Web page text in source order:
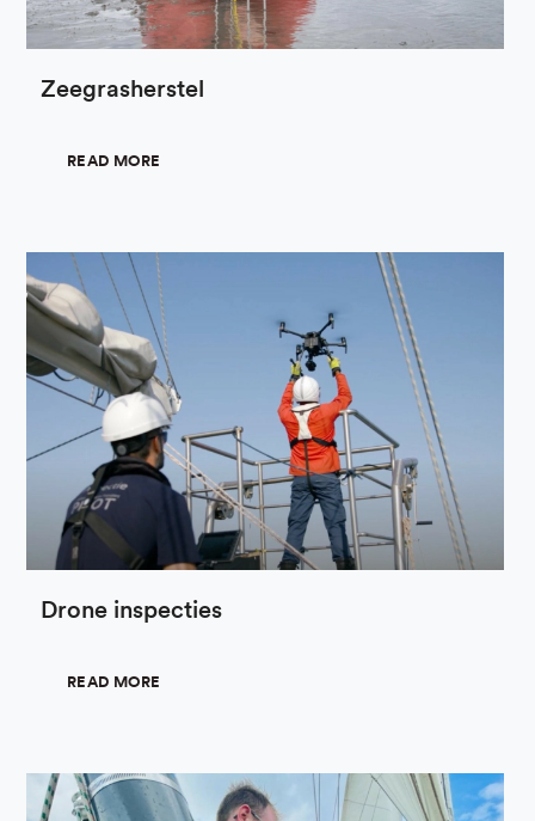
Zeegrasherstel
READ MORE
Drone inspecties
READ MORE